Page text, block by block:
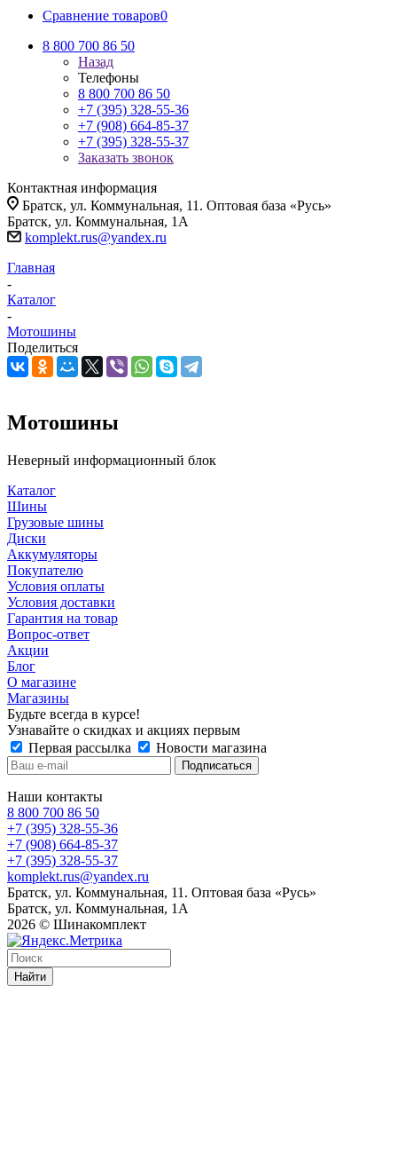
Сравнение товаров0
8 800 700 86 50
Назад
Телефоны
8 800 700 86 50
+7 (395) 328-55-36
+7 (908) 664-85-37
+7 (395) 328-55-37
Заказать звонок
Контактная информация
Братск, ул. Коммунальная, 11. Оптовая база «Русь»
Братск, ул. Коммунальная, 1А
komplekt.rus@yandex.ru
Главная
-
Каталог
-
Мотошины
Поделиться
Мотошины
Неверный информационный блок
Каталог
Шины
Грузовые шины
Диски
Аккумуляторы
Покупателю
Условия оплаты
Условия доставки
Гарантия на товар
Вопрос-ответ
Акции
Блог
О магазине
Магазины
Будьте всегда в курсе!
Узнавайте о скидках и акциях первым
Первая рассылка
Новости магазина
Наши контакты
8 800 700 86 50
+7 (395) 328-55-36
+7 (908) 664-85-37
+7 (395) 328-55-37
komplekt.rus@yandex.ru
Братск, ул. Коммунальная, 11. Оптовая база «Русь»
Братск, ул. Коммунальная, 1А
2026 © Шинакомплект
Найти